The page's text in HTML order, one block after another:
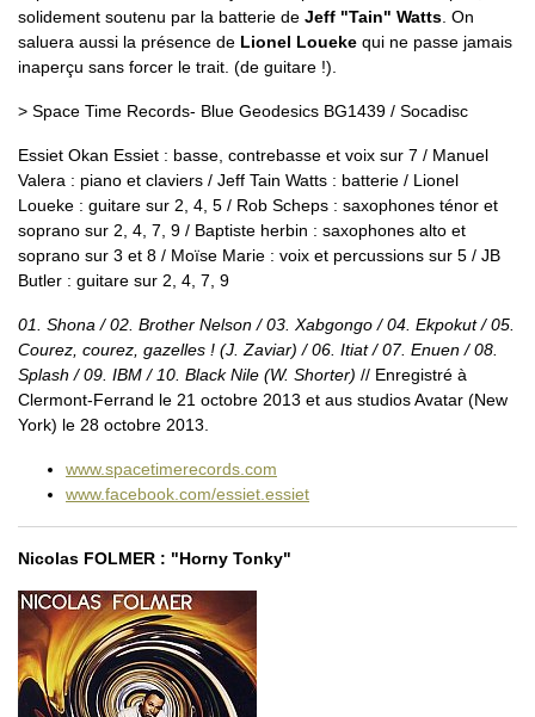
solidement soutenu par la batterie de Jeff "Tain" Watts. On
saluera aussi la présence de Lionel Loueke qui ne passe jamais
inaperçu sans forcer le trait. (de guitare !).
> Space Time Records- Blue Geodesics BG1439 / Socadisc
Essiet Okan Essiet : basse, contrebasse et voix sur 7 / Manuel
Valera : piano et claviers / Jeff Tain Watts : batterie / Lionel
Loueke : guitare sur 2, 4, 5 / Rob Scheps : saxophones ténor et
soprano sur 2, 4, 7, 9 / Baptiste herbin : saxophones alto et
soprano sur 3 et 8 / Moïse Marie : voix et percussions sur 5 / JB
Butler : guitare sur 2, 4, 7, 9
01. Shona / 02. Brother Nelson / 03. Xabgongo / 04. Ekpokut / 05.
Courez, courez, gazelles ! (J. Zaviar) / 06. Itiat / 07. Enuen / 08.
Splash / 09. IBM / 10. Black Nile (W. Shorter) // Enregistré à
Clermont-Ferrand le 21 octobre 2013 et aus studios Avatar (New
York) le 28 octobre 2013.
www.spacetimerecords.com
www.facebook.com/essiet.essiet
Nicolas FOLMER : "Horny Tonky"